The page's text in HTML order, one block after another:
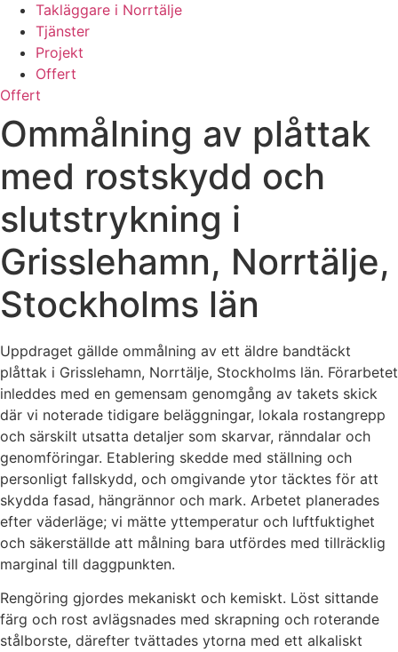
Takläggare i Norrtälje
Tjänster
Projekt
Offert
Offert
Ommålning av plåttak
med rostskydd och
slutstrykning i
Grisslehamn, Norrtälje,
Stockholms län
Uppdraget gällde ommålning av ett äldre bandtäckt
plåttak i Grisslehamn, Norrtälje, Stockholms län. Förarbetet
inleddes med en gemensam genomgång av takets skick
där vi noterade tidigare beläggningar, lokala rostangrepp
och särskilt utsatta detaljer som skarvar, ränndalar och
genomföringar. Etablering skedde med ställning och
personligt fallskydd, och omgivande ytor täcktes för att
skydda fasad, hängrännor och mark. Arbetet planerades
efter väderläge; vi mätte yttemperatur och luftfuktighet
och säkerställde att målning bara utfördes med tillräcklig
marginal till daggpunkten.
Rengöring gjordes mekaniskt och kemiskt. Löst sittande
färg och rost avlägsnades med skrapning och roterande
stålborste, därefter tvättades ytorna med ett alkaliskt